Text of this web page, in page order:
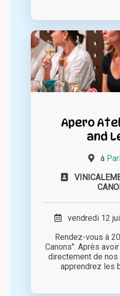
Apero
and
à
vendredi 12
Rendez-vous à
Canons". Après
directement de nos
apprendrez les